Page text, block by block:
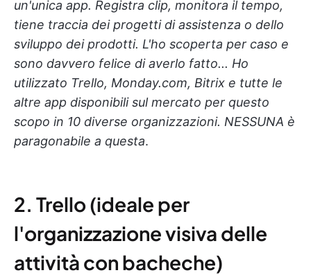
un'unica app. Registra clip, monitora il tempo,
tiene traccia dei progetti di assistenza o dello
sviluppo dei prodotti. L'ho scoperta per caso e
sono davvero felice di averlo fatto... Ho
utilizzato Trello, Monday.com, Bitrix e tutte le
altre app disponibili sul mercato per questo
scopo in 10 diverse organizzazioni. NESSUNA è
paragonabile a questa.
2. Trello (ideale per
l'organizzazione visiva delle
attività con bacheche)